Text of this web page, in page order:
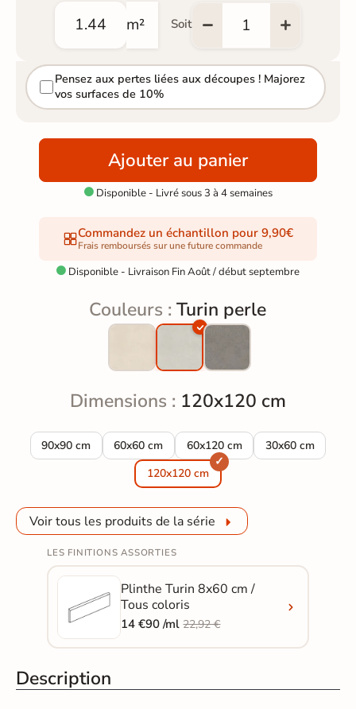
m² Soit
Pensez aux pertes liées aux découpes ! Majorez
vos surfaces de 10%
Ajouter au panier
Disponible - Livré sous 3 à 4 semaines
Commandez un échantillon pour 9,90€
Frais remboursés sur une future commande
 Disponible - Livraison Fin Août / début septembre
Couleurs :Turin perle
Dimensions : 120x120 cm
90x90 cm
Carrelage sol extérieur effet pierre Turin perle R11 90x90 cm
60x60 cm
Carrelage sol extérieur effet pierre Turin perle
60x120 cm
Carrelage sol extérieur effet
30x60 cm
Carrelage sol
120x120 cm
Voir tous les produits de la série
LES FINITIONS ASSORTIES
Plinthe Turin 8x60 cm /
Tous coloris
14 €90 /ml22,92 €
Description